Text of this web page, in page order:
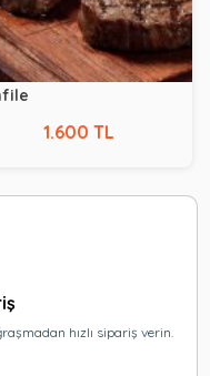
1.600 TL
hızlı sipariş verin.